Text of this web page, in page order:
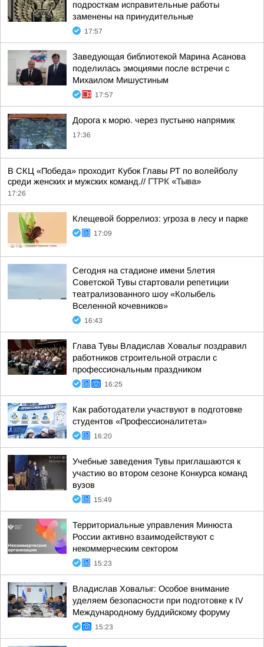
подросткам исправительные работы
заменены на принудительные
17:57
Заведующая библиотекой Марина Асанова
поделилась эмоциями после встречи с
Михаилом Мишустиным
17:57
Дорога к морю. через пустыню напрямик
17:36
В СКЦ «Победа» проходит Кубок Главы РТ по волейболу
среди женских и мужских команд.// ГТРК «Тыва»
17:26
Клещевой боррелиоз: угроза в лесу и парке
17:09
Сегодня на стадионе имени 5летия
Советской Тувы стартовали репетиции
театрализованного шоу «Колыбель
Вселенной кочевников»
16:43
Глава Тувы Владислав Ховалыг поздравил
работников строительной отрасли с
профессиональным праздником
16:25
Как работодатели участвуют в подготовке
студентов «Профессионалитета»
16:20
Учебные заведения Тувы приглашаются к
участию во втором сезоне Конкурса команд
вузов
15:49
Территориальные управления Минюста
России активно взаимодействуют с
некоммерческим сектором
15:23
Владислав Ховалыг: Особое внимание
уделяем безопасности при подготовке к IV
Международному буддийскому форуму
15:23